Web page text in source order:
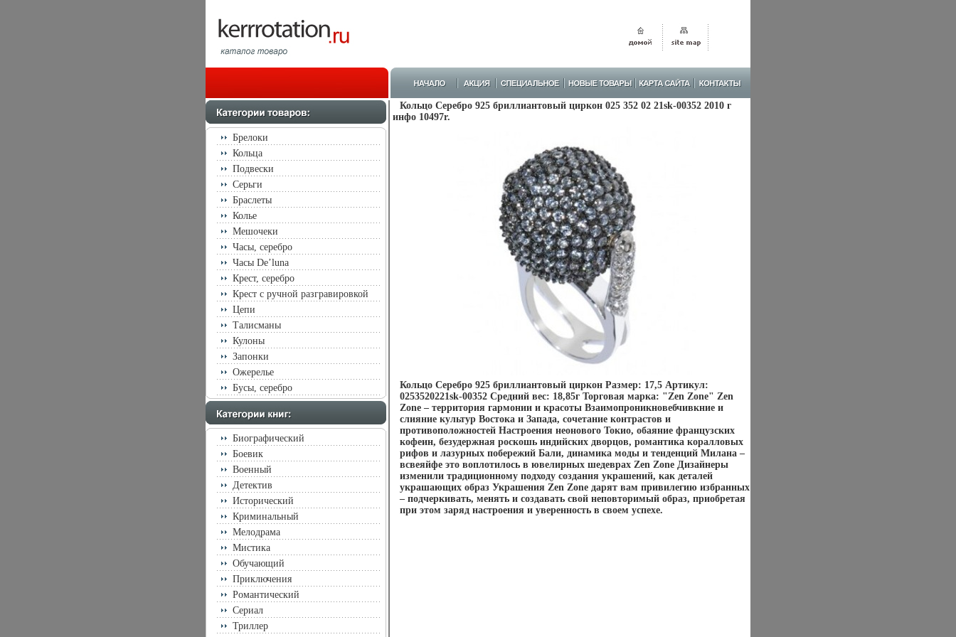
Брелоки
Кольца
Подвески
Серьги
Браслеты
Колье
Мешочеки
Часы, серебро
Часы De’luna
Крест, серебро
Крест с ручной разгравировкой
Цепи
Талисманы
Кулоны
Запонки
Ожерелье
Бусы, серебро
Биографический
Боевик
Военный
Детектив
Исторический
Криминальный
Мелодрама
Мистика
Обучающий
Приключения
Романтический
Сериал
Триллер
Кольцо Серебро 925 бриллиантовый циркон 025 352 02 21sk-00352 2010 г
инфо 10497r.
Кольцо Серебро 925 бриллиантовый циркон Размер: 17,5 Артикул:
0253520221sk-00352 Средний вес: 18,85г Торговая марка: "Zen Zone" Zen
Zone – территория гармонии и красоты Взаимопроникновебчивкние и
слияние культур Востока и Запада, сочетание контрастов и
противоположностей Настроения неонового Токио, обаяние французских
кофеин, безудержная роскошь индийских дворцов, романтика коралловых
рифов и лазурных побережий Бали, динамика моды и тенденций Милана –
всвеяйфе это воплотилось в ювелирных шедеврах Zen Zone Дизайнеры
изменили традиционному подходу создания украшений, как деталей
украшающих образ Украшения Zen Zone дарят вам привилегию избранных
– подчеркивать, менять и создавать свой неповторимый образ, приобретая
при этом заряд настроения и уверенность в своем успехе.